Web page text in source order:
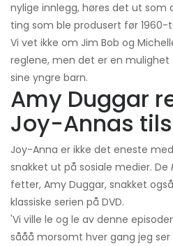
nylige innlegg, høres det ut
ting som ble produsert før 1960-
Vi vet ikke om Jim Bob og
reglene, men det er en
sine yngre barn.
Amy Duggar
Joy-Annas
Joy-Anna er ikke det eneste
snakket ut på sosiale medier. De
fetter, Amy Duggar, snakket
klassiske serien på DVD.
'Vi ville le og le av denne
sååå morsomt hver gang jeg ser